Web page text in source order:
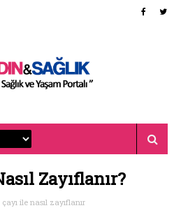
Zayıflanır?
ile nasıl zayıflanır